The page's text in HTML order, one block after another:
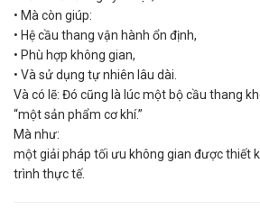
• Mà còn giúp:
• Hệ cầu thang vận hành ổn định,
• Phù hợp không gian,
• Và sử dụng tự nhiên lâu dài.
Và có lẽ: Đó cũng là lúc một bộ cầu thang
“một sản phẩm cơ khí.”
Mà như:
một giải pháp tối ưu không gian được thiết
trình thực tế.